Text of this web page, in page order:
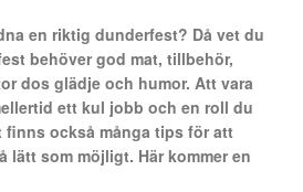
en riktig dunderfest? Då vet du
behöver god mat, tillbehör,
dos glädje och humor. Att vara
ett kul jobb och en roll du
finns också många tips för att
lätt som möjligt. Här kommer en